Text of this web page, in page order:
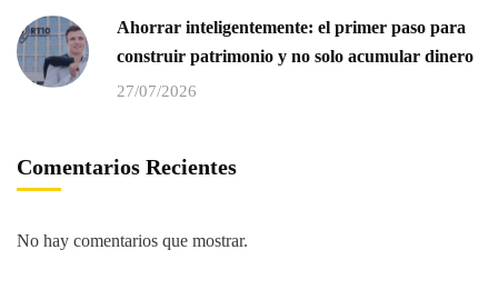
Ahorrar inteligentemente: el primer paso para
construir patrimonio y no solo acumular dinero
27/07/2026
Comentarios Recientes
No hay comentarios que mostrar.